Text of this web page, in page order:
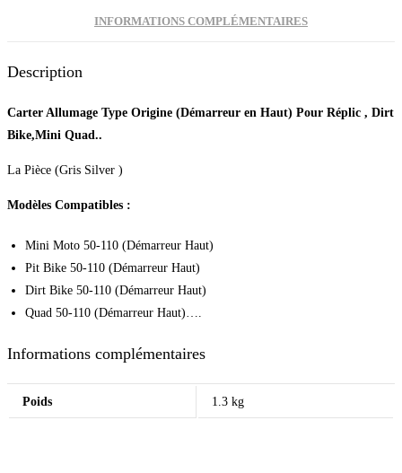
INFORMATIONS COMPLÉMENTAIRES
Description
Carter Allumage Type Origine (Démarreur en Haut) Pour Réplic , Dirt
Bike,Mini Quad..
La Pièce (Gris Silver )
Modèles Compatibles :
Mini Moto 50-110 (Démarreur Haut)
Pit Bike 50-110 (Démarreur Haut)
Dirt Bike 50-110 (Démarreur Haut)
Quad 50-110 (Démarreur Haut)….
Informations complémentaires
Poids 1.3 kg